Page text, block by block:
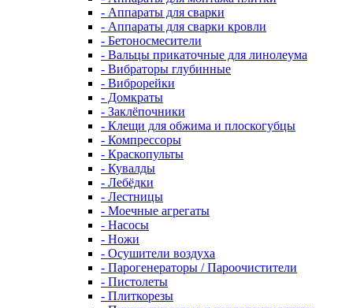
- Аппараты для сварки
- Аппараты для сварки кровли
- Бетоносмесители
- Вальцы прикаточные для линолеума
- Вибраторы глубинные
- Виброрейки
- Домкраты
- Заклёпочники
- Клещи для обжима и плоскогубцы
- Компрессоры
- Краскопульты
- Кувалды
- Лебёдки
- Лестницы
- Моечные агрегаты
- Насосы
- Ножи
- Осушители воздуха
- Парогенераторы / Пароочистители
- Пистолеты
- Плиткорезы